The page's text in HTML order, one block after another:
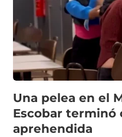
Una pelea en el
Escobar terminó
aprehendida